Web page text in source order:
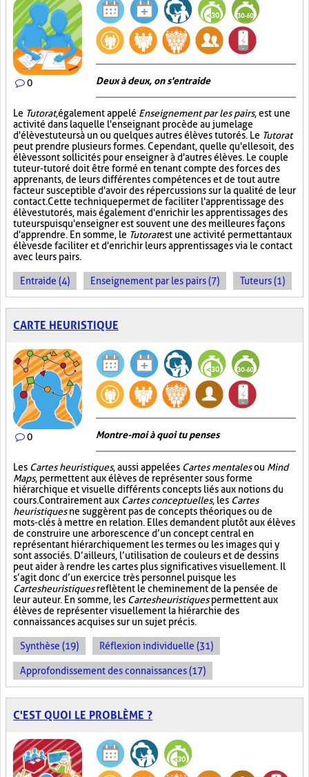
0 Deux à deux, on s'entraide
Le Tutorat, également appelé Enseignement par les pairs, est une
activité dans laquelle l'enseignant procède au jumelage
d'élèves tuteurs à un ou quelques autres élèves tutorés. Le Tutorat
peut prendre plusieurs formes. Cependant, quelle qu'elle soit, des
élèves sont sollicités pour enseigner à d'autres élèves. Le couple
tuteur-tutoré doit être formé en tenant compte des forces des
apprenants, de leurs différentes compétences et de tout autre
facteur susceptible d'avoir des répercussions sur la qualité de leur
contact. Cette technique permet de faciliter l'apprentissage des
élèves tutorés, mais également d'enrichir les apprentissages des
tuteurs puisqu'enseigner est souvent une des meilleures façons
d'apprendre. En somme, le Tutoratest une activité permettant aux
élèves de faciliter et d'enrichir leurs apprentissages via le contact
avec leurs pairs.
Entraide (4) Enseignement par les pairs (7) Tuteurs (1)
CARTE HEURISTIQUE
0 Montre-moi à quoi tu penses
Les Cartes heuristiques, aussi appelées Cartes mentalesou Mind
Maps, permettent aux élèves de représenter sous forme
hiérarchique et visuelle différents concepts liés aux notions du
cours. Contrairement aux Cartes conceptuelles, les Cartes
heuristiquesne suggèrent pas de concepts théoriques ou de
mots-clés à mettre en relation. Elles demandent plutôt aux élèves
de construire une arborescence d’un concept central en
représentant hiérarchiquement les termes ou les images qui y
sont associés. D’ailleurs, l’utilisation de couleurs et de dessins
peut aider à rendre les cartes plus significatives visuellement. Il
s’agit donc d’un exercice très personnel puisque les
Cartes heuristiquesreflètent le cheminement de la pensée de
leur auteur. En somme, les Cartes heuristiquespermettent aux
élèves de représenter visuellement la hiérarchie des
connaissances acquises sur un sujet précis.
Synthèse (19) Réflexion individuelle (31)
Approfondissement des connaissances (17)
C'EST QUOI LE PROBLÈME ?